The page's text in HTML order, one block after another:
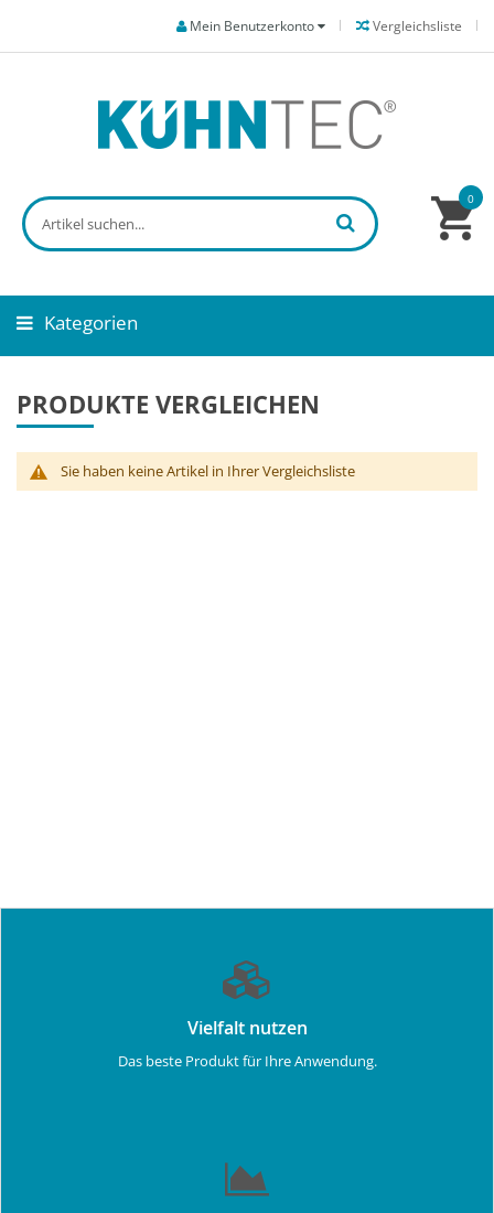
Vergleichsliste
Mein Benutzerkonto
0
Kategorien
PRODUKTE VERGLEICHEN
Sie haben keine Artikel in Ihrer Vergleichsliste
Vielfalt nutzen
Das beste Produkt für Ihre Anwendung.